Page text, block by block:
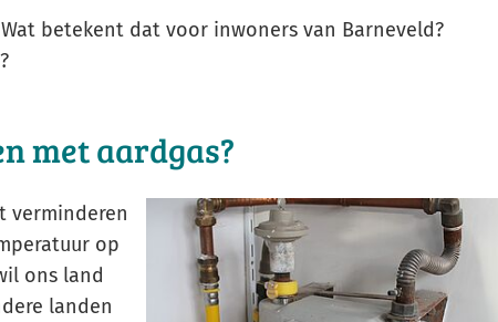
door
omlaag
gebruiken.
Gebruik
de
enter-
betekent dat voor inwoners van Barneveld?
met aardgas?
verminderen
op
ons land
landen